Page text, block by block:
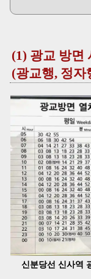
(1) 광교 방면
(광교행, 정자
신분당선 신사역